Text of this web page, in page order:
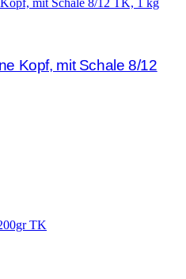
Kopf, mit Schale 8/12